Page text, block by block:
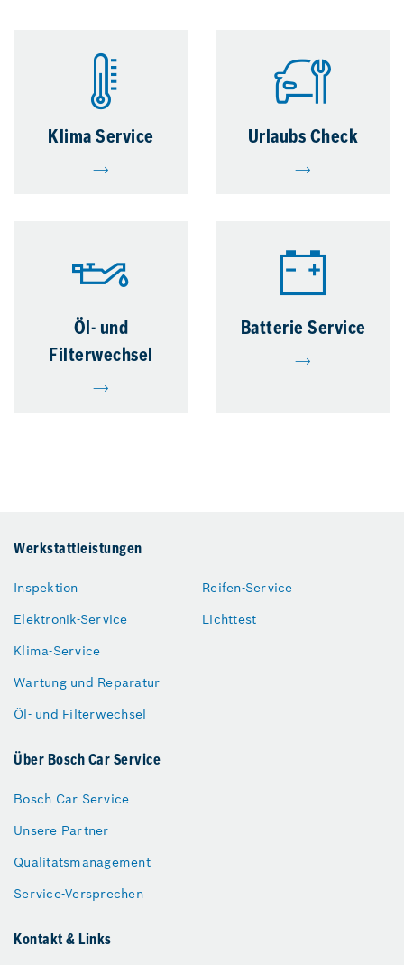
Klima Service Urlaubs Check
Öl- und
Filterwechsel
Batterie Service
Werkstattleistungen
Inspektion
Elektronik-Service
Klima-Service
Wartung und Reparatur
Öl- und Filterwechsel
Reifen-Service
Lichttest
Über Bosch Car Service
Bosch Car Service
Unsere Partner
Qualitätsmanagement
Service-Versprechen
Kontakt & Links